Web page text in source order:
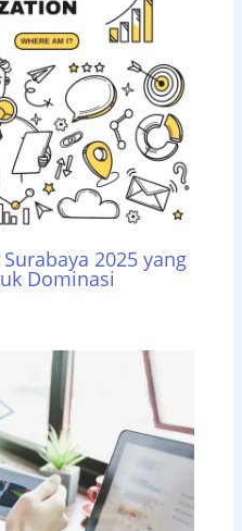
Surabaya 2025 yang
Dominasi